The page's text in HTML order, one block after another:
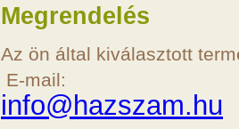
Megrendelés
Az ön által kiválasztott
E-mail:
info@hazszam.hu